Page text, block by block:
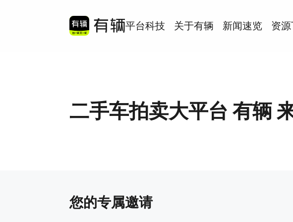
平台科技 关于有辆 新闻速览 资
二手车拍卖大平台 有辆
您的专属邀请